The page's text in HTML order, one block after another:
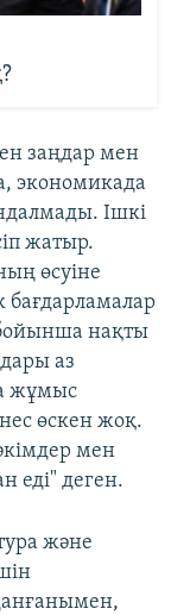
заңдар мен
экономикада
Ішкі
жатыр.
өсуіне
нақты
аз
жұмыс
өскен жоқ.
мен
еді" деген.
және